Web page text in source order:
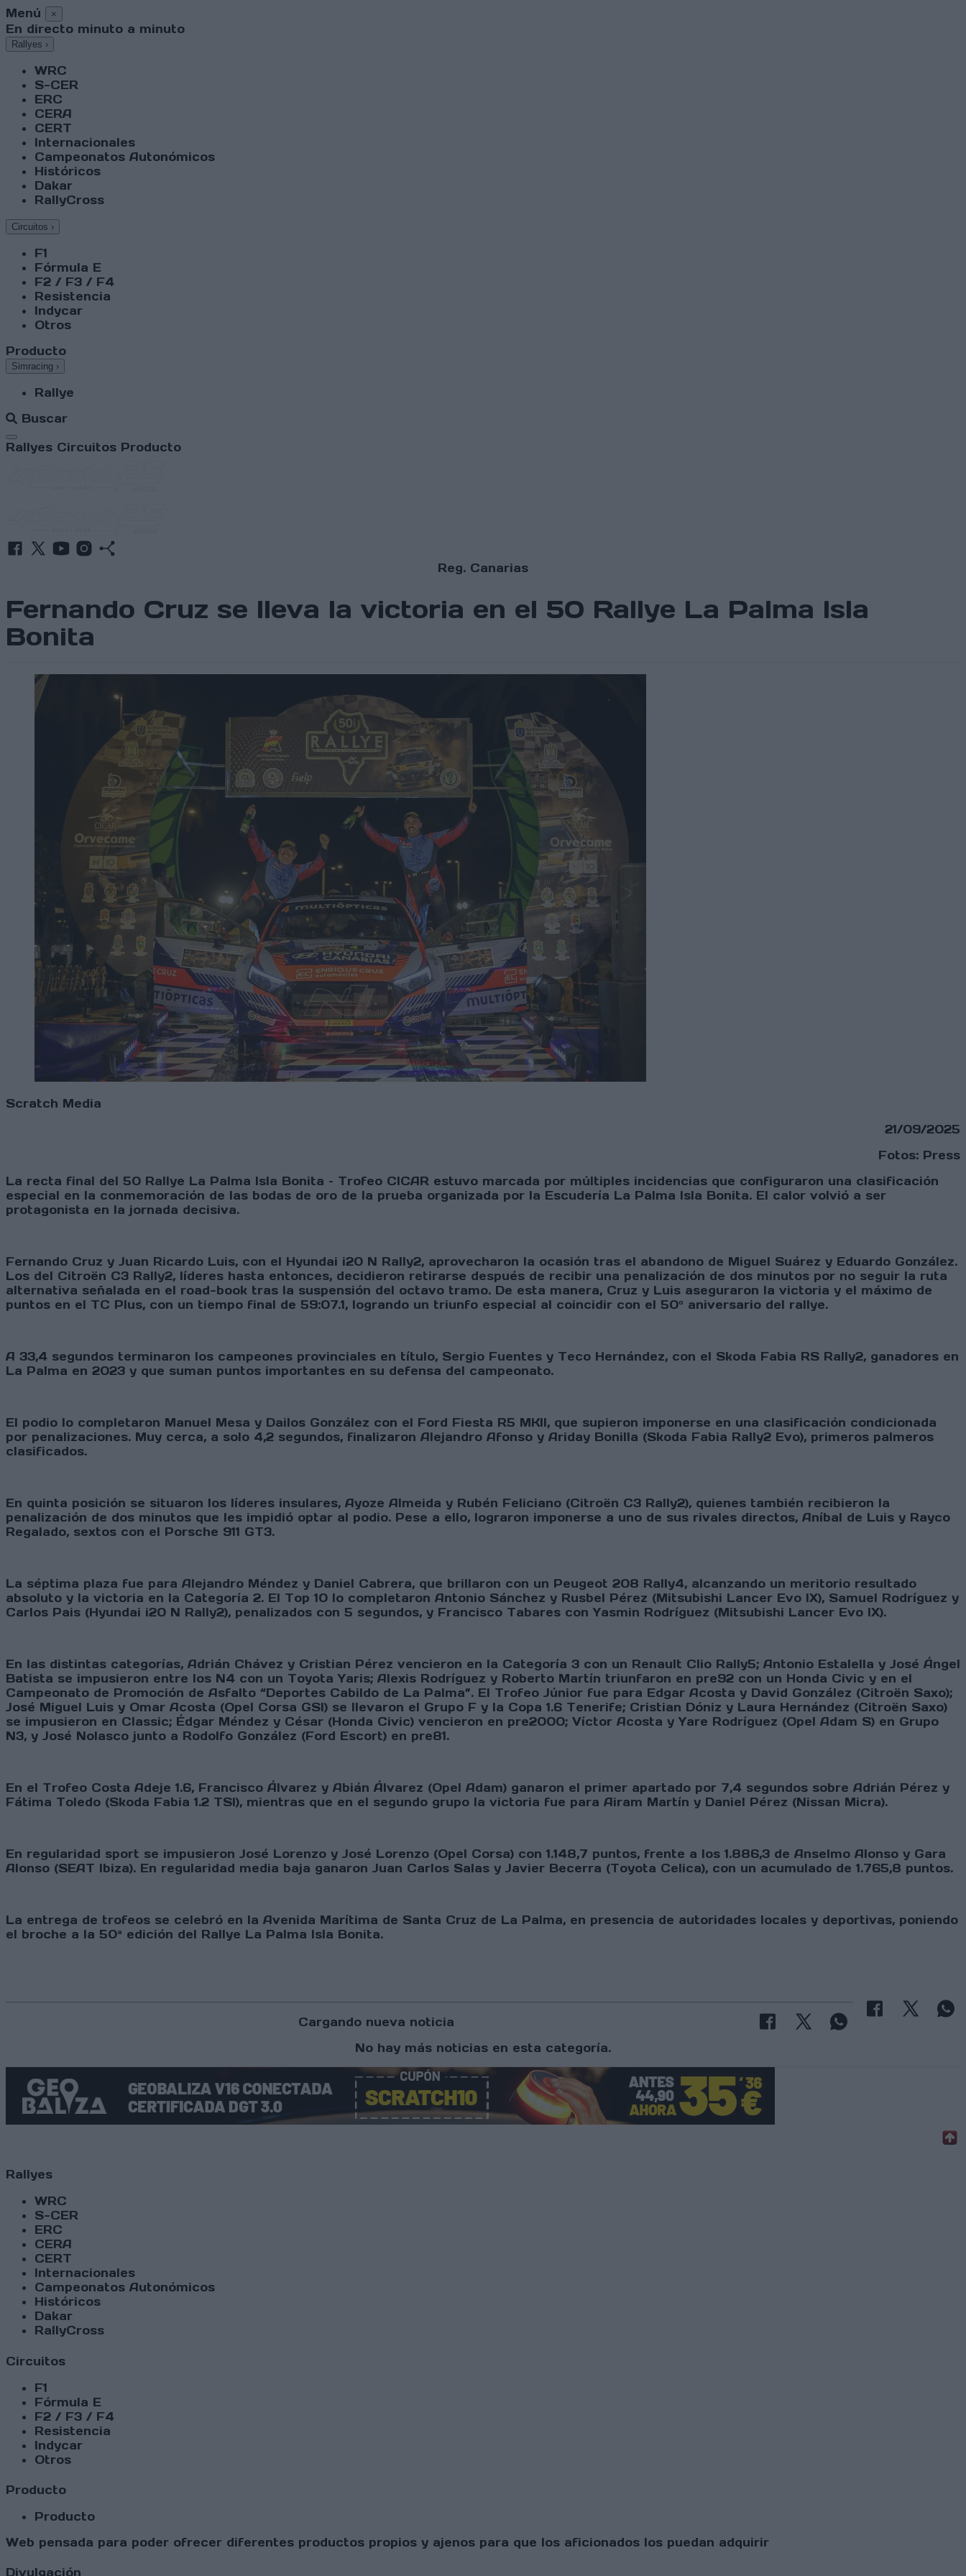
Menú ×
En directo minuto a minuto
Rallyes ›
WRC
S-CER
ERC
CERA
CERT
Internacionales
Campeonatos Autonómicos
Históricos
Dakar
RallyCross
Circuitos ›
F1
Fórmula E
F2 / F3 / F4
Resistencia
Indycar
Otros
Producto
Simracing ›
Rallye
Buscar
Abrir menú
Rallyes Circuitos Producto
Reg. Canarias
Fernando Cruz se lleva la victoria en el 50 Rallye La Palma Isla
Bonita
Scratch Media
21/09/2025
Fotos: Press
La recta final del 50 Rallye La Palma Isla Bonita – Trofeo CICAR estuvo marcada por múltiples incidencias que configuraron una clasificación
especial en la conmemoración de las bodas de oro de la prueba organizada por la Escudería La Palma Isla Bonita. El calor volvió a ser
protagonista en la jornada decisiva.
Fernando Cruz y Juan Ricardo Luis, con el Hyundai i20 N Rally2, aprovecharon la ocasión tras el abandono de Miguel Suárez y Eduardo González.
Los del Citroën C3 Rally2, líderes hasta entonces, decidieron retirarse después de recibir una penalización de dos minutos por no seguir la ruta
alternativa señalada en el road-book tras la suspensión del octavo tramo. De esta manera, Cruz y Luis aseguraron la victoria y el máximo de
puntos en el TC Plus, con un tiempo final de 59:07.1, logrando un triunfo especial al coincidir con el 50º aniversario del rallye.
A 33,4 segundos terminaron los campeones provinciales en título, Sergio Fuentes y Teco Hernández, con el Skoda Fabia RS Rally2, ganadores en
La Palma en 2023 y que suman puntos importantes en su defensa del campeonato.
El podio lo completaron Manuel Mesa y Dailos González con el Ford Fiesta R5 MKII, que supieron imponerse en una clasificación condicionada
por penalizaciones. Muy cerca, a solo 4,2 segundos, finalizaron Alejandro Afonso y Ariday Bonilla (Skoda Fabia Rally2 Evo), primeros palmeros
clasificados.
En quinta posición se situaron los líderes insulares, Ayoze Almeida y Rubén Feliciano (Citroën C3 Rally2), quienes también recibieron la
penalización de dos minutos que les impidió optar al podio. Pese a ello, lograron imponerse a uno de sus rivales directos, Aníbal de Luis y Rayco
Regalado, sextos con el Porsche 911 GT3.
La séptima plaza fue para Alejandro Méndez y Daniel Cabrera, que brillaron con un Peugeot 208 Rally4, alcanzando un meritorio resultado
absoluto y la victoria en la Categoría 2. El Top 10 lo completaron Antonio Sánchez y Rusbel Pérez (Mitsubishi Lancer Evo IX), Samuel Rodríguez y
Carlos Pais (Hyundai i20 N Rally2), penalizados con 5 segundos, y Francisco Tabares con Yasmin Rodríguez (Mitsubishi Lancer Evo IX).
En las distintas categorías, Adrián Chávez y Cristian Pérez vencieron en la Categoría 3 con un Renault Clio Rally5; Antonio Estalella y José Ángel
Batista se impusieron entre los N4 con un Toyota Yaris; Alexis Rodríguez y Roberto Martín triunfaron en pre92 con un Honda Civic y en el
Campeonato de Promoción de Asfalto “Deportes Cabildo de La Palma”. El Trofeo Júnior fue para Edgar Acosta y David González (Citroën Saxo);
José Miguel Luis y Omar Acosta (Opel Corsa GSI) se llevaron el Grupo F y la Copa 1.6 Tenerife; Cristian Dóniz y Laura Hernández (Citroën Saxo)
se impusieron en Classic; Édgar Méndez y César (Honda Civic) vencieron en pre2000; Víctor Acosta y Yare Rodríguez (Opel Adam S) en Grupo
N3, y José Nolasco junto a Rodolfo González (Ford Escort) en pre81.
En el Trofeo Costa Adeje 1.6, Francisco Álvarez y Abián Álvarez (Opel Adam) ganaron el primer apartado por 7,4 segundos sobre Adrián Pérez y
Fátima Toledo (Skoda Fabia 1.2 TSI), mientras que en el segundo grupo la victoria fue para Airam Martín y Daniel Pérez (Nissan Micra).
En regularidad sport se impusieron José Lorenzo y José Lorenzo (Opel Corsa) con 1.148,7 puntos, frente a los 1.886,3 de Anselmo Alonso y Gara
Alonso (SEAT Ibiza). En regularidad media baja ganaron Juan Carlos Salas y Javier Becerra (Toyota Celica), con un acumulado de 1.765,8 puntos.
La entrega de trofeos se celebró en la Avenida Marítima de Santa Cruz de La Palma, en presencia de autoridades locales y deportivas, poniendo
el broche a la 50ª edición del Rallye La Palma Isla Bonita.
Cargando nueva noticia
No hay más noticias en esta categoría.
Rallyes
WRC
S-CER
ERC
CERA
CERT
Internacionales
Campeonatos Autonómicos
Históricos
Dakar
RallyCross
Circuitos
F1
Fórmula E
F2 / F3 / F4
Resistencia
Indycar
Otros
Producto
Producto
Web pensada para poder ofrecer diferentes productos propios y ajenos para que los aficionados los puedan adquirir
Divulgación